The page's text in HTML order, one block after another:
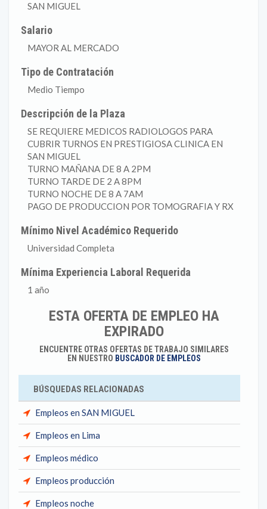
SAN MIGUEL
Salario
MAYOR AL MERCADO
Tipo de Contratación
Medio Tiempo
Descripción de la Plaza
SE REQUIERE MEDICOS RADIOLOGOS PARA
CUBRIR TURNOS EN PRESTIGIOSA CLINICA EN
SAN MIGUEL
TURNO MAÑANA DE 8 A 2PM
TURNO TARDE DE 2 A 8PM
TURNO NOCHE DE 8 A 7AM
PAGO DE PRODUCCION POR TOMOGRAFIA Y RX
Mínimo Nivel Académico Requerido
Universidad Completa
Mínima Experiencia Laboral Requerida
1 año
ESTA OFERTA DE EMPLEO HA
EXPIRADO
ENCUENTRE OTRAS OFERTAS DE TRABAJO SIMILARES
EN NUESTRO BUSCADOR DE EMPLEOS
BÚSQUEDAS RELACIONADAS
Empleos en SAN MIGUEL
Empleos en Lima
Empleos médico
Empleos producción
Empleos noche